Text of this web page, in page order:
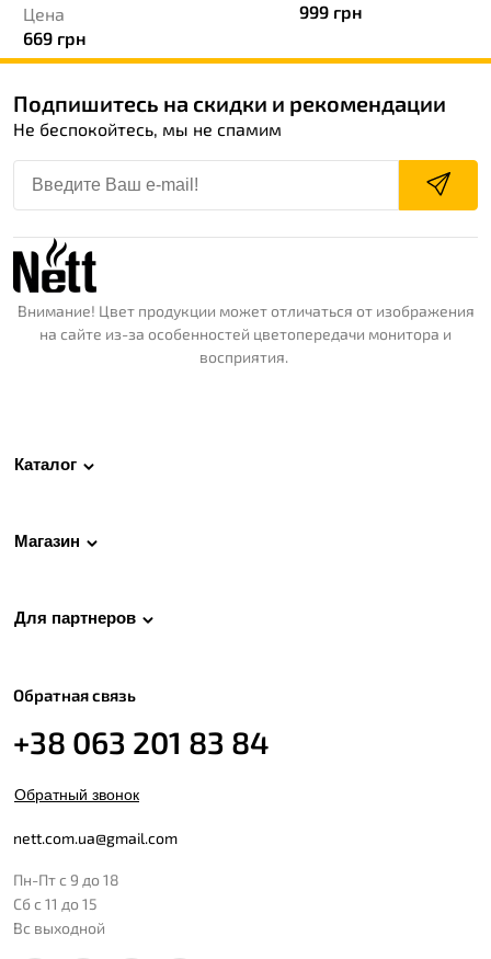
Цена
669 грн
999 грн
Подпишитесь на скидки и рекомендации
Не беспокойтесь, мы не спамим
Внимание! Цвет продукции может отличаться от изображения
на сайте из-за особенностей цветопередачи монитора и
восприятия.
Каталог
Магазин
Для партнеров
Обратная связь
+38 063 201 83 84
Обратный звонок
nett.com.ua@gmail.com
Пн-Пт с 9 до 18
Сб с 11 до 15
Вс выходной